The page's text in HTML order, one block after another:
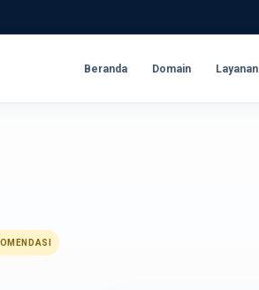
Beranda Domain Layanan